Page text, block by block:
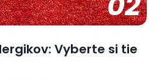
Vyberte si tie